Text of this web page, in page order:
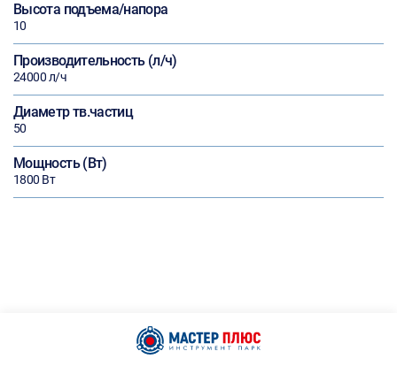
Высота подъема/напора
10
Производительность (л/ч)
24000 л/ч
Диаметр тв.частиц
50
Мощность (Вт)
1800 Вт